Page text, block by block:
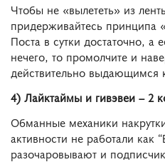
Чтобы не «вылететь» из
придерживайтесь принципа
Поста в сутки достаточно, а
нечего, то промолчите и
действительно выдающимся
4) Лайктаймы и гивэвеи – 2
Обманные механики
активности не работали как
разочаровывают и